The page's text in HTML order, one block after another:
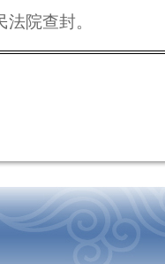
院查封。